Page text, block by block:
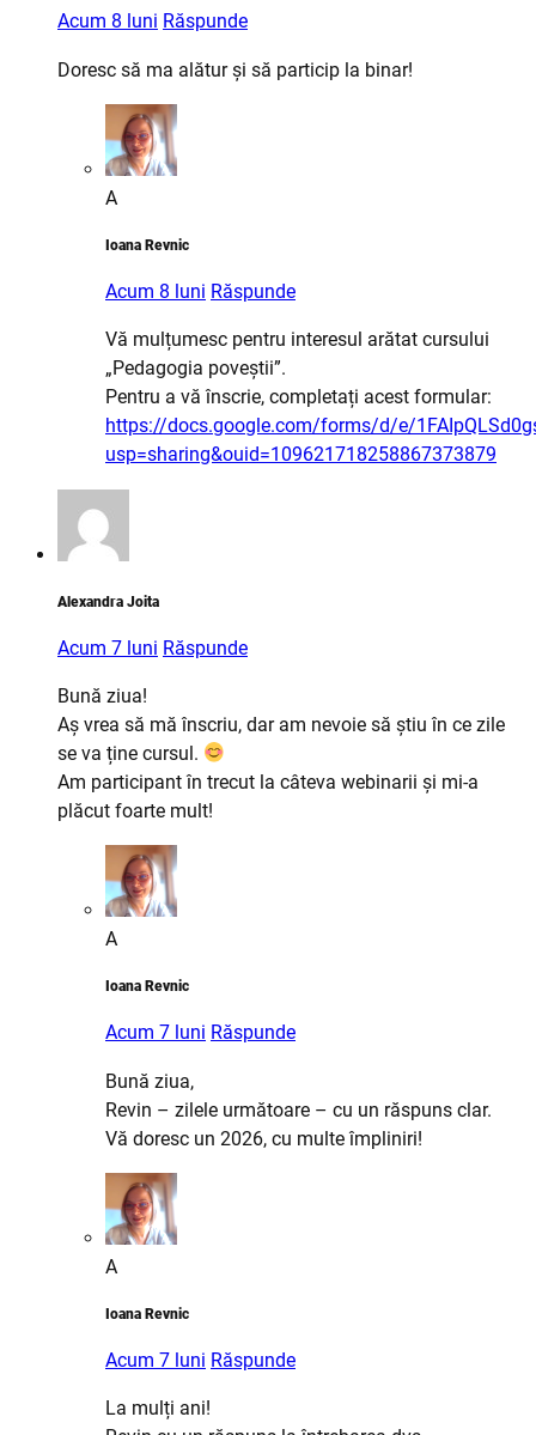
Acum 8 luni Răspunde
Doresc să ma alătur și să particip la binar!
A
Ioana Revnic
Acum 8 luni Răspunde
Vă mulțumesc pentru interesul arătat cursului
„Pedagogia poveștii”.
Pentru a vă înscrie, completați acest formular:
https://docs.google.com/forms/d/e/
usp=sharing&ouid=109621718258867373879
Alexandra Joita
Acum 7 luni Răspunde
Bună ziua!
Aș vrea să mă înscriu, dar am nevoie să știu în ce zile
se va ține cursul.
Am participant în trecut la câteva webinarii și mi-a
plăcut foarte mult!
A
Ioana Revnic
Acum 7 luni Răspunde
Bună ziua,
Revin – zilele următoare – cu un răspuns clar.
Vă doresc un 2026, cu multe împliniri!
A
Ioana Revnic
Acum 7 luni Răspunde
La mulți ani!